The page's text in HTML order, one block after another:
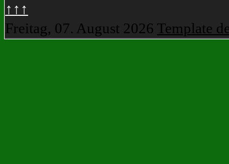
↑↑↑
Freitag, 07. August 2026 Template